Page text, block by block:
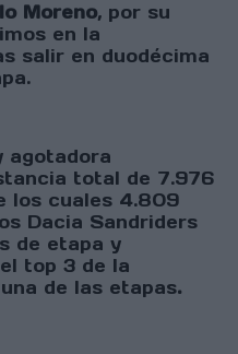
Moreno, por su
en la
salir en duodécima
agotadora
total de 7.976
los cuales 4.809
Dacia Sandriders
de etapa y
top 3 de la
de las etapas.